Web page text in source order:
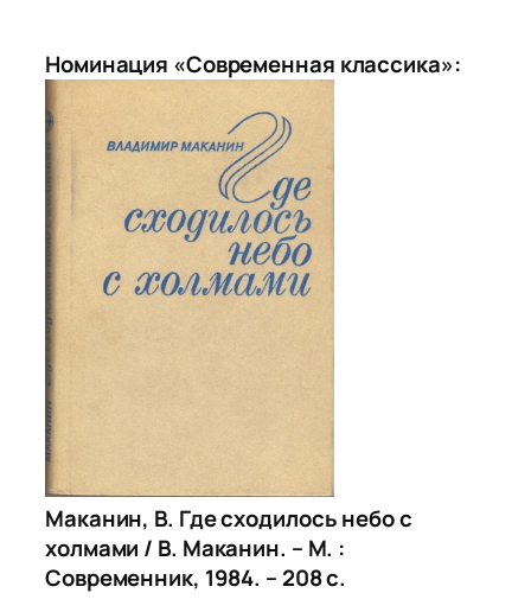
Номинация «Современная классика»:
Маканин, В. Где сходилось небо с
холмами / В. Маканин. – М. :
Современник, 1984. – 208 с.